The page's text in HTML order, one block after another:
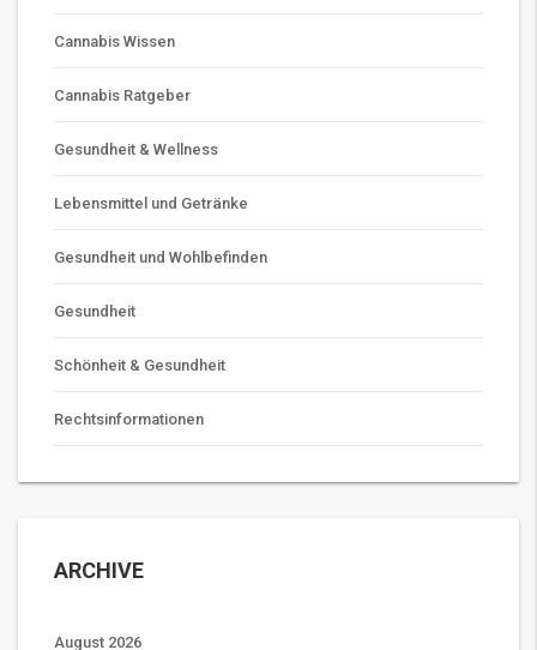
Cannabis Wissen
Cannabis Ratgeber
Gesundheit & Wellness
Lebensmittel und Getränke
Gesundheit und Wohlbefinden
Gesundheit
Schönheit & Gesundheit
Rechtsinformationen
ARCHIVE
August 2026